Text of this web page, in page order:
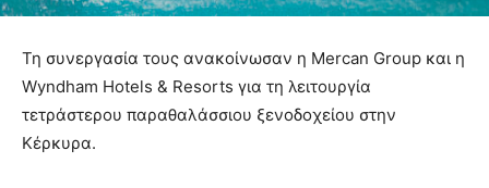
Τη συνεργασία τους ανακοίνωσαν η Mercan Group και η
Wyndham Hotels & Resorts για τη λειτουργία
τετράστερου παραθαλάσσιου ξενοδοχείου στην
Κέρκυρα.